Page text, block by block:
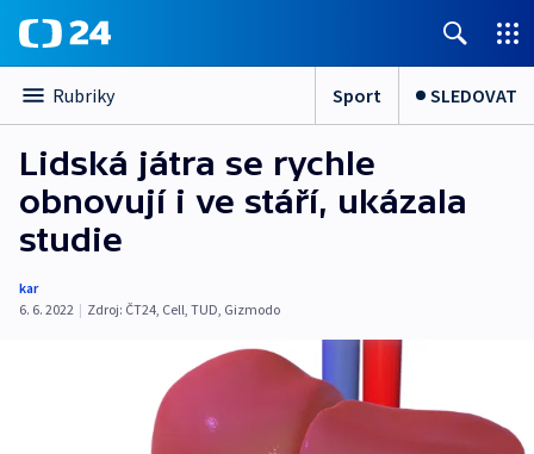
Rubriky Sport SLEDOVAT
Lidská játra se rychle
obnovují i ve stáří, ukázala
studie
kar
6. 6. 2022 | Zdroj: ČT24, Cell, TUD, Gizmodo